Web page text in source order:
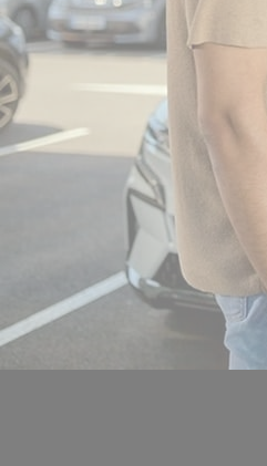
Boutique
Contact
Location de salles
Trouver un artisan
Devenir adhérent
Espace adhérent
Nos partenaires
Billetterie